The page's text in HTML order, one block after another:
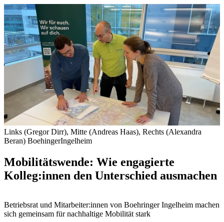
Links (Gregor Dirr), Mitte (Andreas Haas), Rechts (Alexandra
Beran) BoehingerIngelheim
Mobilitätswende: Wie engagierte
Kolleg:innen den Unterschied ausmachen
Betriebsrat und Mitarbeiter:innen von Boehringer Ingelheim machen
sich gemeinsam für nachhaltige Mobilität stark